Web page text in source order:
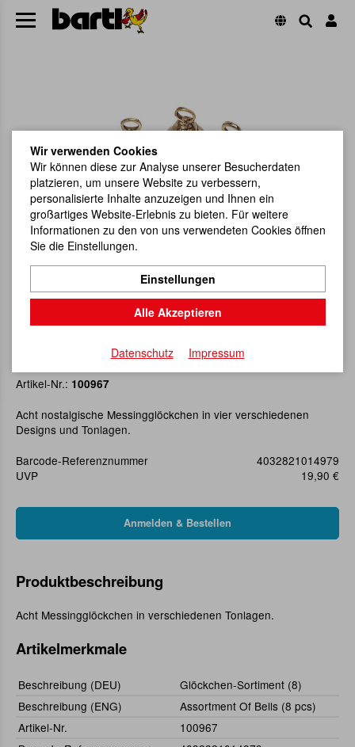
Glöckchen-Sortiment (8)
Artikel-Nr.: 100967
Acht nostalgische Messingglöckchen in vier verschiedenen
Designs und Tonlagen.
Barcode-Referenznummer
4032821014979
UVP
19,90 €
Produktbeschreibung
Acht Messingglöckchen in verschiedenen Tonlagen.
Artikelmerkmale
Beschreibung (DEU)
Glöckchen-Sortiment (8)
Beschreibung (ENG)
Assortment Of Bells (8 pcs)
Artikel-Nr.
100967
Wir verwenden Cookies
Wir können diese zur Analyse unserer Besucherdaten
platzieren, um unsere Website zu verbessern,
personalisierte Inhalte anzuzeigen und Ihnen ein
großartiges Website-Erlebnis zu bieten. Für weitere
Informationen zu den von uns verwendeten Cookies öffnen
Sie die Einstellungen.
Einstellungen
Alle Akzeptieren
Datenschutz Impressum